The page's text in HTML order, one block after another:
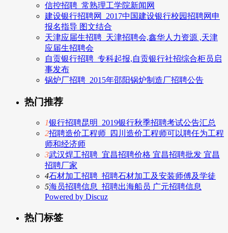
信控招聘_常熟理工学院新闻网
建设银行招聘网_2017中国建设银行校园招聘网申
报名指导 图文结合
天津应届生招聘_天津招聘会,鑫华人力资源 ,天津
应届生招聘会
自贡银行招聘_专科起报,自贡银行社招综合柜员启
事发布
锅炉厂招聘_2015年邵阳锅炉制造厂招聘公告
热门推荐
1银行招聘昆明_2019银行秋季招聘考试公告汇总
2招聘造价工程师_四川造价工程师可以聘任为工程
师和经济师
3武汉焊工招聘_宜昌招聘价格 宜昌招聘批发 宜昌
招聘厂家
4石材加工招聘_招聘石材加工及安装师傅及学徒
5海员招聘信息_招聘出海船员 广元招聘信息
Powered by Discuz
热门标签